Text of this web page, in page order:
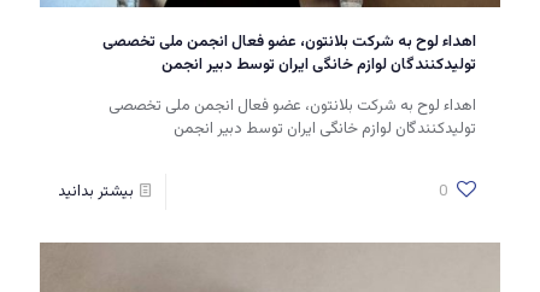
اهداء لوح به شرکت بلانتون، عضو فعال انجمن ملی تخصصی
تولیدکنندگان لوازم خانگی ایران توسط دبیر انجمن
اهداء لوح به شرکت بلانتون، عضو فعال انجمن ملی تخصصی
تولیدکنندگان لوازم خانگی ایران توسط دبیر انجمن
0 بیشتر بدانید